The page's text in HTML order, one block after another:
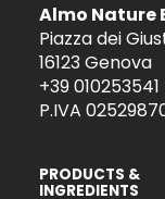
Almo Nature
Piazza dei
16123 Genova
+39 010253541
P.IVA
PRODUCTS &
INGREDIENTS